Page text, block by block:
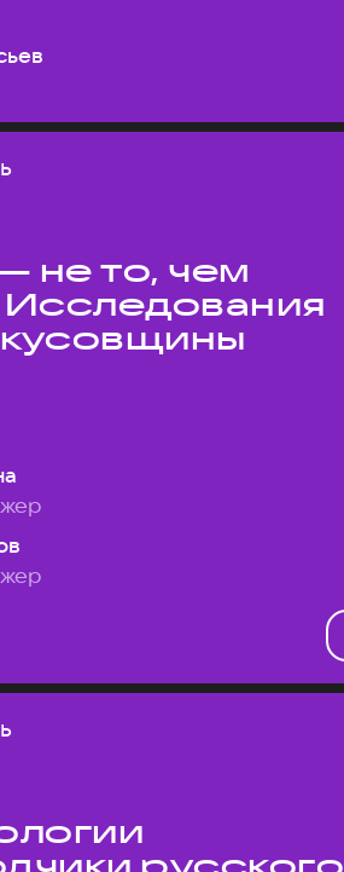
не то, чем
Исследования